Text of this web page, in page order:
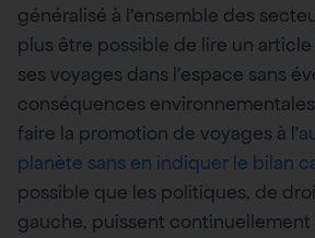
généralisé à l’ensemble des
plus être possible de lire un
ses voyages dans l’espace sans
conséquences
faire la promotion de voyages à l’
planète sans en indiquer le bilan
possible que les politiques, de
gauche, puissent